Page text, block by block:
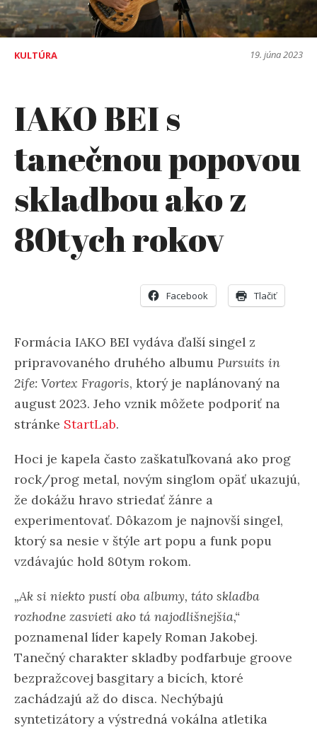
KULTÚRA 19. júna 2023
IAKO BEI s
tanečnou popovou
skladbou ako z
80tych rokov
Facebook Tlačiť
Formácia IAKO BEI vydáva ďalší singel z
pripravovaného druhého albumu Pursuits in
2ife: Vortex Fragoris, ktorý je naplánovaný na
august 2023. Jeho vznik môžete podporiť na
stránke StartLab.
Hoci je kapela často zaškatuľkovaná ako prog
rock/prog metal, novým singlom opäť ukazujú,
že dokážu hravo striedať žánre a
experimentovať. Dôkazom je najnovší singel,
ktorý sa nesie v štýle art popu a funk popu
vzdávajúc hold 80tym rokom.
„Ak si niekto pustí oba albumy, táto skladba
rozhodne zasvieti ako tá najodlišnejšia,“
poznamenal líder kapely Roman Jakobej.
Tanečný charakter skladby podfarbuje groove
bezpražcovej basgitary a bicích, ktoré
zachádzajú až do disca. Nechýbajú
syntetizátory a výstredná vokálna atletika